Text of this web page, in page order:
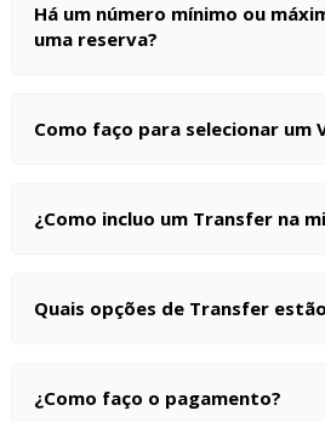
Há um número mínimo ou
uma reserva?
Como faço para selecionar um
¿Como incluo um Transfer na
Quais opções de Transfer
¿Como faço o pagamento?